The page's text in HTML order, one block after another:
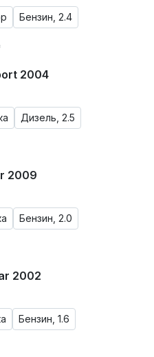
Бензин, 2.4
2004
Дизель, 2.5
2009
Бензин, 2.0
2002
Бензин, 1.6